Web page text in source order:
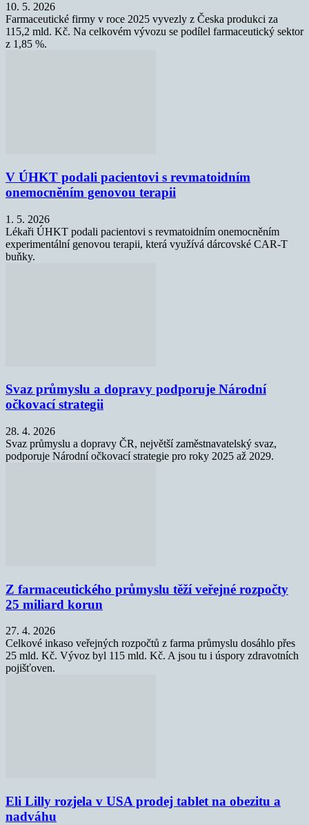
10. 5. 2026
Farmaceutické firmy v roce 2025 vyvezly z Česka produkci za
115,2 mld. Kč. Na celkovém vývozu se podílel farmaceutický sektor
z 1,85 %.
V ÚHKT podali pacientovi s revmatoidním
onemocněním genovou terapii
1. 5. 2026
Lékaři ÚHKT podali pacientovi s revmatoidním onemocněním
experimentální genovou terapii, která využívá dárcovské CAR-T
buňky.
Svaz průmyslu a dopravy podporuje Národní
očkovací strategii
28. 4. 2026
Svaz průmyslu a dopravy ČR, největší zaměstnavatelský svaz,
podporuje Národní očkovací strategie pro roky 2025 až 2029.
Z farmaceutického průmyslu těží veřejné rozpočty
25 miliard korun
27. 4. 2026
Celkové inkaso veřejných rozpočtů z farma průmyslu dosáhlo přes
25 mld. Kč. Vývoz byl 115 mld. Kč. A jsou tu i úspory zdravotních
pojišťoven.
Eli Lilly rozjela v USA prodej tablet na obezitu a
nadváhu